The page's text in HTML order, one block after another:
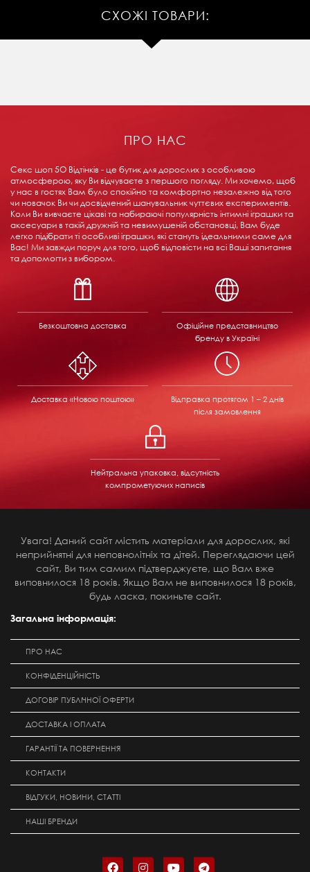
СХОЖІ ТОВАРИ:
ПРО НАС
Секс шоп 5О Відтінків - це бутик для дорослих з особливою
атмосферою, яку Ви відчуваєте з першого погляду. Ми хочемо, щоб
у нас в гостях Вам було спокійно та комфортно незалежно від того
чи новачок Ви чи досвідчений шанувальник чуттєвих експериментів.
Коли Ви вивчаєте цікаві та набираючі популярність інтимні іграшки та
аксесуари в такій дружній та невимушеній обстановці, Вам буде
легко підібрати ті особливі іграшки, які стануть ідеальними саме для
Вас! Ми завжди поруч для того, щоб відповісти на всі Ваші запитання
та допомогти з вибором.
Безкоштовна доставка
Офіційне представництво
бренду в Україні
Доставка «Новою поштою» Відправка протягом 1 – 2 днів
після замовлення
Нейтральна упаковка, відсутність
компрометуючих написів
Увага! Даний сайт містить матеріали для дорослих, які
неприйнятні для неповнолітніх та дітей. Переглядаючи цей
сайт, Ви тим самим підтверджуєте, що Вам вже
виповнилося 18 років. Якщо Вам не виповнилося 18 років,
будь ласка, покиньте сайт.
Загальна інформація:
ПРО НАС
КОНФІДЕНЦІЙНІСТЬ
ДОГОВІР ПУБЛІЧНОЇ ОФЕРТИ
ДОСТАВКА І ОПЛАТА
ГАРАНТІЇ ТА ПОВЕРНЕННЯ
КОНТАКТИ
ВІДГУКИ, НОВИНИ, СТАТТІ
НАШІ БРЕНДИ